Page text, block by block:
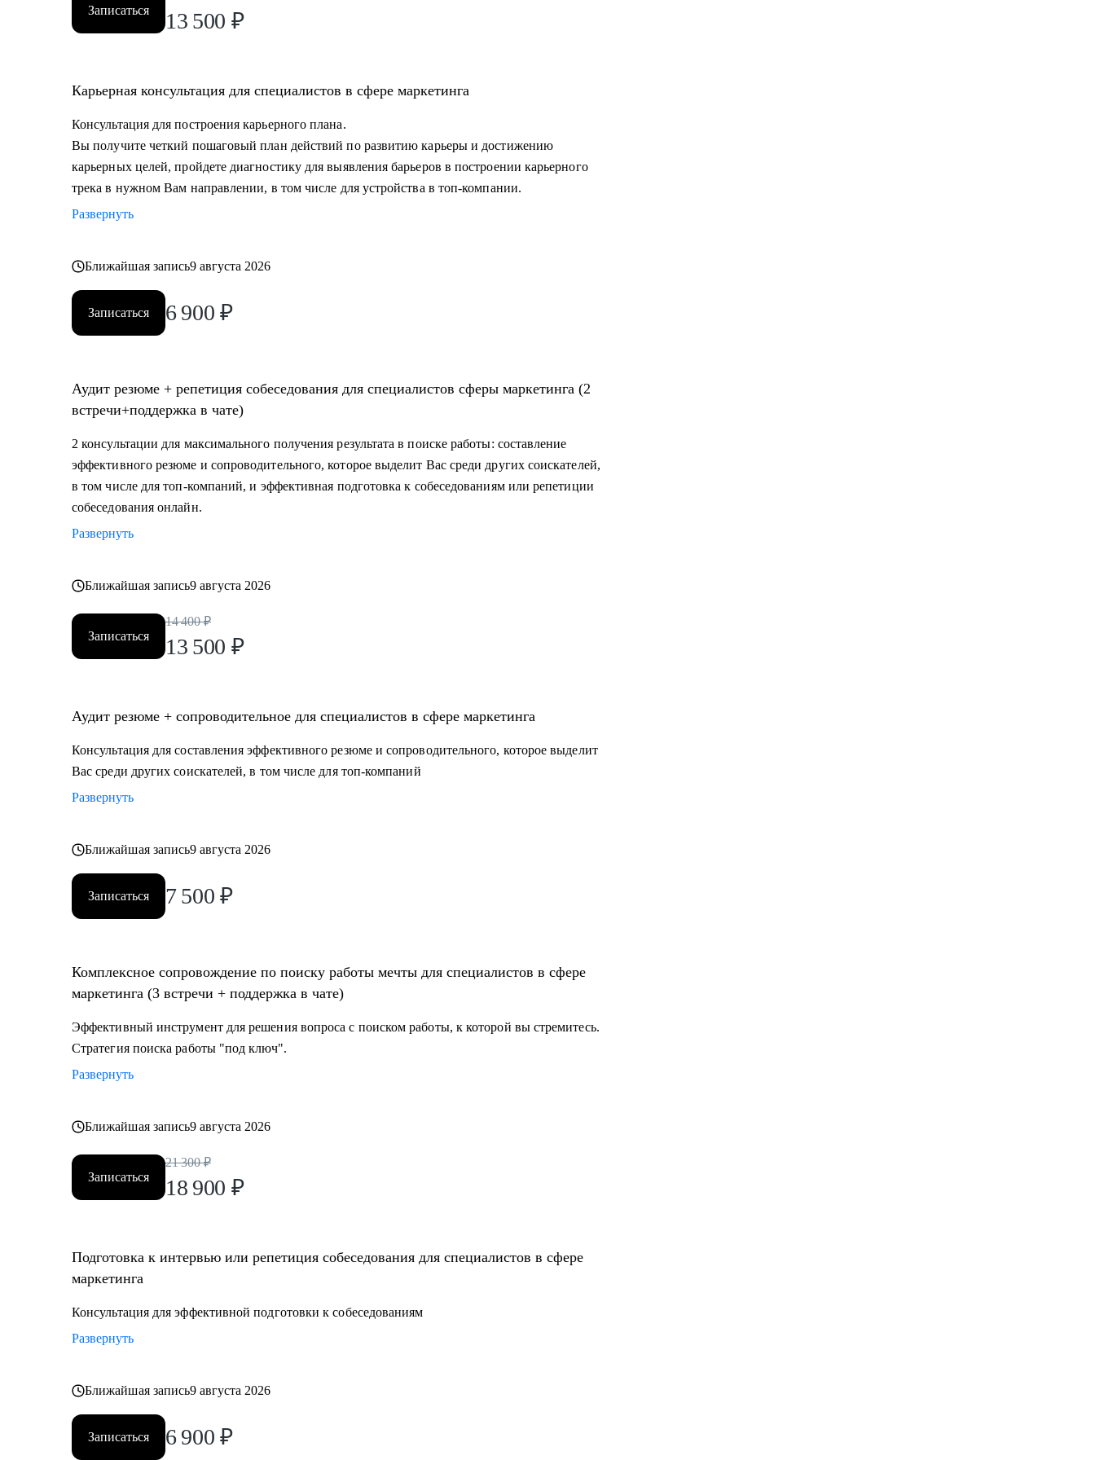
• Проведу репетицию собеседования, помогу подготовиться к успешному прохождению интервью
и самопрезентации.
• Всем, кто хочет сменить карьерный трек и перейти в маркетинг или развиваться в консалтинге;
• Специалистам (Junior-Middle-Senior) и руководителям из:
- Маркетинга (брендинг, PR, digital-маркетинг, SMM, копирайтинг, event-маркетинг, контент-
маркетинг и пр.) и консалтинга;
- E-commerce;
• Руководителям бизнеса в построении отдела маркетинга.
Записаться 13 500 ₽
Карьерная консультация для специалистов в сфере маркетинга
Консультация для построения карьерного плана.
Вы получите четкий пошаговый план действий по развитию карьеры и достижению
карьерных целей, пройдете диагностику для выявления барьеров в построении карьерного
трека в нужном Вам направлении, в том числе для устройства в топ-компании.
Развернуть
Ближайшая запись9 августа 2026
Записаться 6 900 ₽
Аудит резюме + репетиция собеседования для специалистов сферы маркетинга (2
встречи+поддержка в чате)
2 консультации для максимального получения результата в поиске работы: составление
эффективного резюме и сопроводительного, которое выделит Вас среди других соискателей,
в том числе для топ-компаний, и эффективная подготовка к собеседованиям или репетиции
собеседования онлайн.
Развернуть
Ближайшая запись9 августа 2026
Записаться
14 400 ₽
13 500 ₽
Аудит резюме + сопроводительное для специалистов в сфере маркетинга
Консультация для составления эффективного резюме и сопроводительного, которое выделит
Вас среди других соискателей, в том числе для топ-компаний
Развернуть
Ближайшая запись9 августа 2026
Записаться 7 500 ₽
Комплексное сопровождение по поиску работы мечты для специалистов в сфере
маркетинга (3 встречи + поддержка в чате)
Эффективный инструмент для решения вопроса с поиском работы, к которой вы стремитесь.
Стратегия поиска работы "под ключ".
Развернуть
Ближайшая запись9 августа 2026
Записаться
21 300 ₽
18 900 ₽
Подготовка к интервью или репетиция собеседования для специалистов в сфере
маркетинга
Консультация для эффективной подготовки к собеседованиям
Развернуть
Ближайшая запись9 августа 2026
Записаться 6 900 ₽